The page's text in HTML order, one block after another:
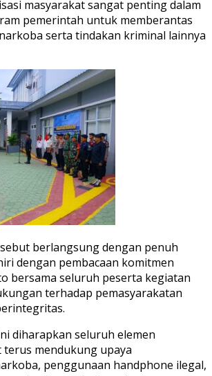
masyarakat sangat penting dalam
pemerintah untuk memberantas
serta tindakan kriminal lainnya
berlangsung dengan penuh
dengan pembacaan komitmen
bersama seluruh peserta kegiatan
terhadap pemasyarakatan
diharapkan seluruh elemen
terus mendukung upaya
penggunaan handphone ilegal,